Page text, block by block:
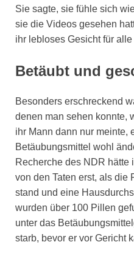
Sie sagte, sie fühle sich
sie die Videos gesehen
ihr lebloses Gesicht für alle
Betäubt und
Besonders erschreckend
denen man sehen konnte,
ihr Mann dann nur meinte,
Betäubungsmittel wohl
Recherche des NDR hätte
von den Taten erst, als die
stand und eine
wurden über 100 Pillen
unter das
starb, bevor er vor Gericht